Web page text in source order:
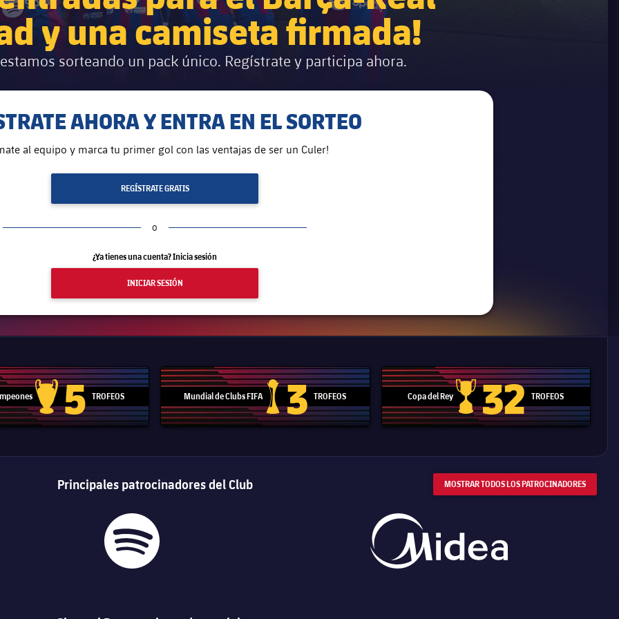
y una camiseta firmada!
sorteando un pack único. Regístrate y participa ahora.
AHORA Y ENTRA EN EL SORTEO
al equipo y marca tu primer gol con las ventajas de ser un Culer!
REGÍSTRATE GRATIS
o
¿Ya tienes una cuenta? Inicia sesión
INICIAR SESIÓN
Trofeo de la Liga de Campeones
5 TROFEOS Mundial de Clubs FIFA
Trofeo del Mundial de Clubes
3 TROFEOS Copa del Rey
Copa del Rey
32 TROFEOS
Principales patrocinadores del Club MOSTRAR TODOS LOS PATROCINADORES